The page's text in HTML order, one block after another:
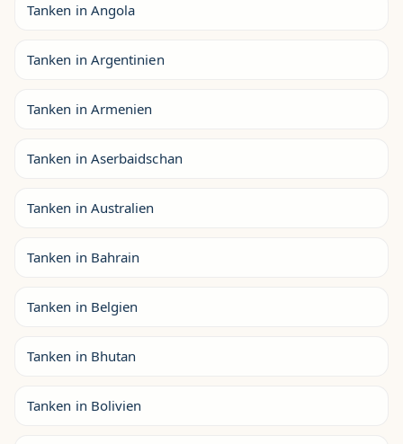
Tanken in Angola
Tanken in Argentinien
Tanken in Armenien
Tanken in Aserbaidschan
Tanken in Australien
Tanken in Bahrain
Tanken in Belgien
Tanken in Bhutan
Tanken in Bolivien